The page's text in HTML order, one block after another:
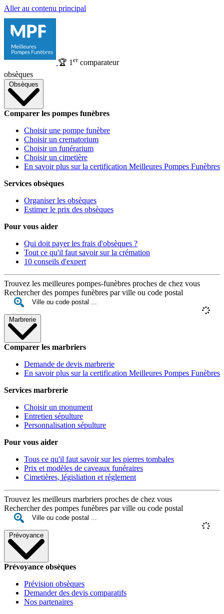
Aller au contenu principal
🏆 1 ercomparateur
obsèques
Obsèques
Comparer les pompes funèbres
Choisir une pompe funèbre
Choisir un crematorium
Choisir un funérarium
Choisir un cimetière
En savoir plus sur la certification Meilleures Pompes Funèbres
Services obsèques
Organiser les obsèques
Estimer le prix des obsèques
Pour vous aider
Qui doit payer les frais d'obsèques ?
Tout ce qu'il faut savoir sur la crémation
10 conseils d'expert
Trouvez les meilleures pompes-funèbres proches de chez vous
Rechercher des pompes funèbres par ville ou code postal
Marbrerie
Comparer les marbriers
Demande de devis marbrerie
En savoir plus sur la certification Meilleures Pompes Funèbres
Services marbrerie
Choisir un monument
Entretien sépulture
Personnalisation sépulture
Pour vous aider
Tous ce qu'il faut savoir sur les pierres tombales
Prix et modèles de caveaux funéraires
Cimetières, législiation et réglement
Trouvez les meilleurs marbriers proches de chez vous
Rechercher des pompes funèbres par ville ou code postal
Prévoyance
Prévoyance obsèques
Prévision obsèques
Demander des devis comparatifs
Nos partenaires